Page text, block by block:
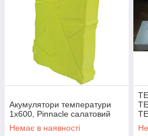
Акумулятори температури
1х600, Pinnacle салатовий
Немає в наявності